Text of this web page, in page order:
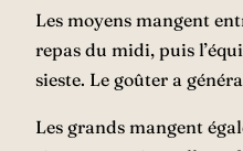
Les moyens mangent
repas du midi, puis
sieste. Le goûter a
Les grands mangent